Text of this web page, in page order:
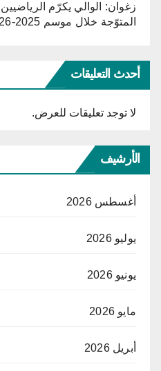
زغوان: الوالي يكرّم
المتوّجة خلال موسم 2025-2026
أحدث التعليقات
لا توجد تعليقات للعرض.
الأرشيف
أغسطس 2026
يوليو 2026
يونيو 2026
مايو 2026
أبريل 2026